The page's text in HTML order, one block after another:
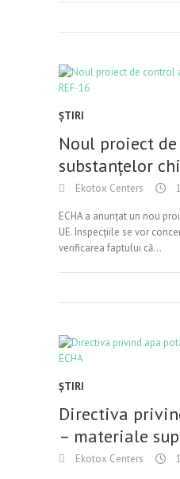
ŞTIRI
Noul proiect
substanțelor
Ekotox Centers
ECHA a anunțat un nou
UE. Inspecțiile se vor
verificarea faptului că…
ŞTIRI
Directiva
– materiale
Ekotox Centers